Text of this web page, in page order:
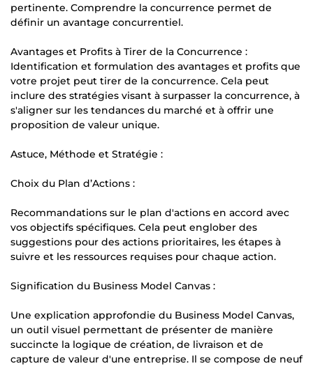
pertinente. Comprendre la concurrence permet de
définir un avantage concurrentiel.
Avantages et Profits à Tirer de la Concurrence :
Identification et formulation des avantages et profits que
votre projet peut tirer de la concurrence. Cela peut
inclure des stratégies visant à surpasser la concurrence, à
s'aligner sur les tendances du marché et à offrir une
proposition de valeur unique.
Astuce, Méthode et Stratégie :
Choix du Plan d’Actions :
Recommandations sur le plan d'actions en accord avec
vos objectifs spécifiques. Cela peut englober des
suggestions pour des actions prioritaires, les étapes à
suivre et les ressources requises pour chaque action.
Signification du Business Model Canvas :
Une explication approfondie du Business Model Canvas,
un outil visuel permettant de présenter de manière
succincte la logique de création, de livraison et de
capture de valeur d'une entreprise. Il se compose de neuf